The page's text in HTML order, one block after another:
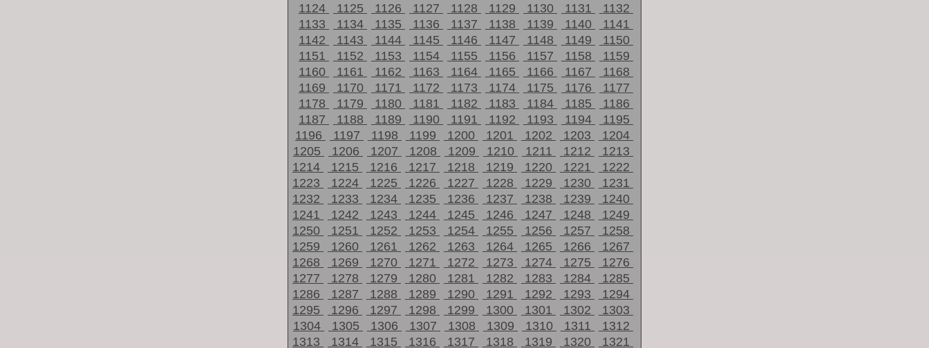
1124
1125 1126 1127 1128 1129 1130 1131
1132
1133
1134 1135 1136 1137 1138 1139 1140
1141
1142
1143 1144 1145 1146 1147 1148 1149
1150
1151
1152 1153 1154 1155 1156 1157 1158
1159
1160
1161 1162 1163 1164 1165 1166 1167
1168
1169
1170 1171 1172 1173 1174 1175 1176
1177
1178
1179 1180 1181 1182 1183 1184 1185
1186
1187
1188 1189 1190 1191 1192 1193 1194
1195
1196
1197 1198 1199 1200 1201 1202 1203
1204
1205
1206 1207 1208 1209 1210 1211 1212
1213
1214
1215 1216 1217 1218 1219 1220 1221
1222
1223
1224 1225 1226 1227 1228 1229 1230
1231
1232
1233 1234 1235 1236 1237 1238 1239
1240
1241
1242 1243 1244 1245 1246 1247 1248
1249
1250
1251 1252 1253 1254 1255 1256 1257
1258
1259
1260 1261 1262 1263 1264 1265 1266
1267
1268
1269 1270 1271 1272 1273 1274 1275
1276
1277
1278 1279 1280 1281 1282 1283 1284
1285
1286
1287 1288 1289 1290 1291 1292 1293
1294
1295
1296 1297 1298 1299 1300 1301 1302
1303
1304
1305 1306 1307 1308 1309 1310 1311
1312
1313
1314 1315 1316 1317 1318 1319 1320 1321